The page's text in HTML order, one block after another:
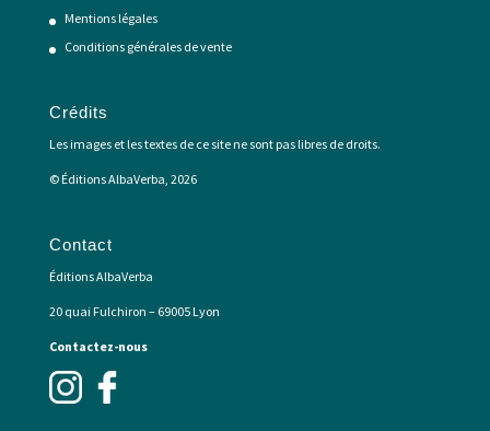
Mentions légales
Conditions générales de vente
Crédits
Les images et les textes de ce site ne sont pas libres de droits.
© Éditions AlbaVerba, 2026
Contact
Éditions AlbaVerba
20 quai Fulchiron – 69005 Lyon
Contactez-nous